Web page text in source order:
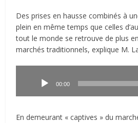
Des prises en hausse combinés à
plein en même temps que celles
tout le monde se retrouve de plus
marchés traditionnels, explique M.
00:00
En demeurant « captives » du